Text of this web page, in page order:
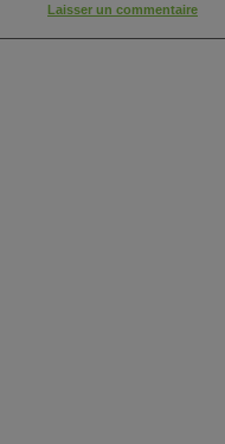
Laisser un commentaire